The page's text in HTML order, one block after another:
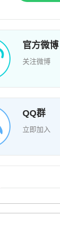
官方微博
关注微博
QQ群
立即加入